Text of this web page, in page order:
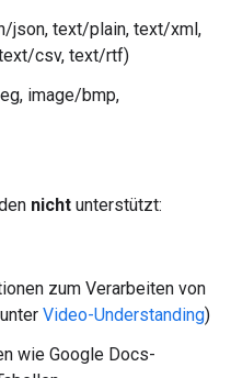
json, text/plain, text/xml,
csv, text/rtf)
image/bmp,
nicht unterstützt:
zum Verarbeiten von
Video-Understanding)
wie Google Docs-